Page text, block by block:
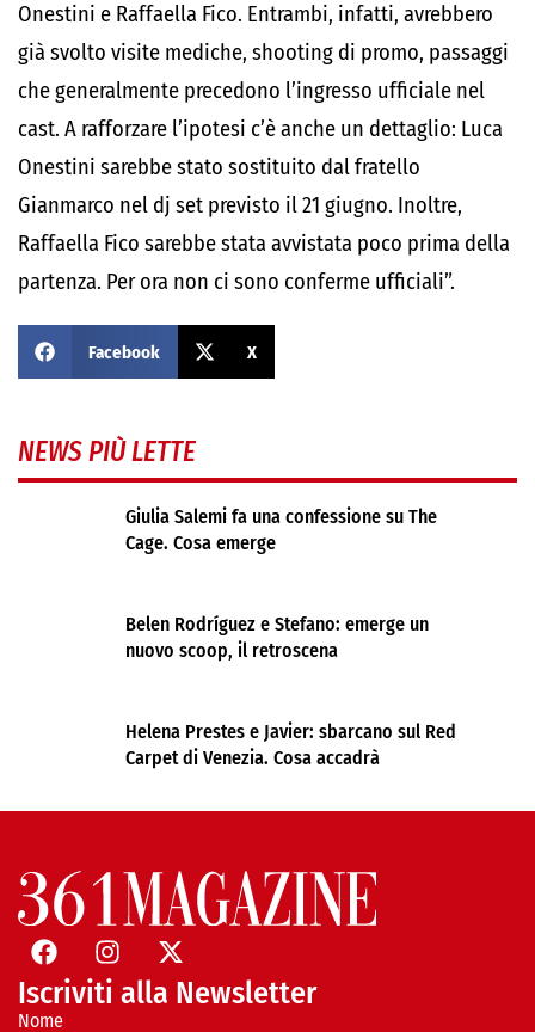
Onestini e Raffaella Fico. Entrambi, infatti, avrebbero
già svolto visite mediche, shooting di promo, passaggi
che generalmente precedono l’ingresso ufficiale nel
cast. A rafforzare l’ipotesi c’è anche un dettaglio: Luca
Onestini sarebbe stato sostituito dal fratello
Gianmarco nel dj set previsto il 21 giugno. Inoltre,
Raffaella Fico sarebbe stata avvistata poco prima della
partenza. Per ora non ci sono conferme ufficiali”.
Facebook X
NEWS PIÙ LETTE
Giulia Salemi fa una confessione su The
Cage. Cosa emerge
Belen Rodríguez e Stefano: emerge un
nuovo scoop, il retroscena
Helena Prestes e Javier: sbarcano sul Red
Carpet di Venezia. Cosa accadrà
Iscriviti alla Newsletter
Nome